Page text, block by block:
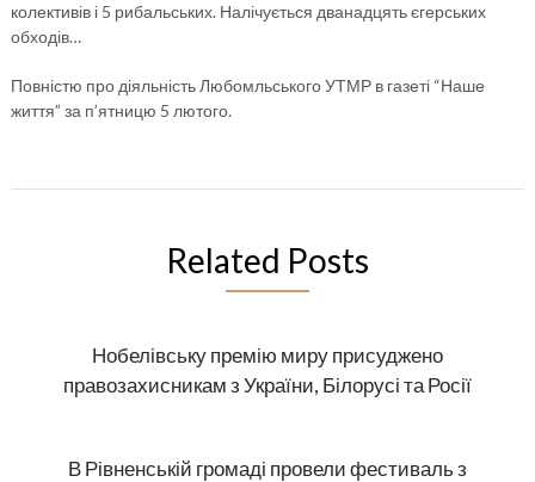
колективів і 5 рибальських. Налічується дванадцять єгерських
обходів…
Повністю про діяльність Любомльського УТМР в газеті “Наше
життя” за п’ятницю 5 лютого.
Related Posts
Нобелівську премію миру присуджено
правозахисникам з України, Білорусі та Росії
В Рівненській громаді провели фестиваль з